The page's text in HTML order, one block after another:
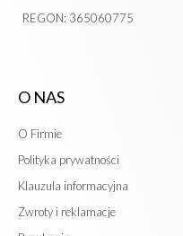
REGON: 365060775
O NAS
O Firmie
Polityka prywatności
Klauzula informacyjna
Zwroty i reklamacje